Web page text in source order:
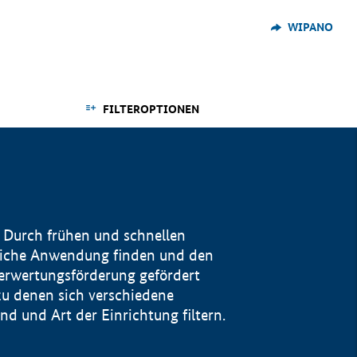
WIPANO
FILTEROPTIONEN
frühen und schnellen
Anwendung finden und den
gefördert
denen sich verschiedene
und Art der Einrichtung filtern.